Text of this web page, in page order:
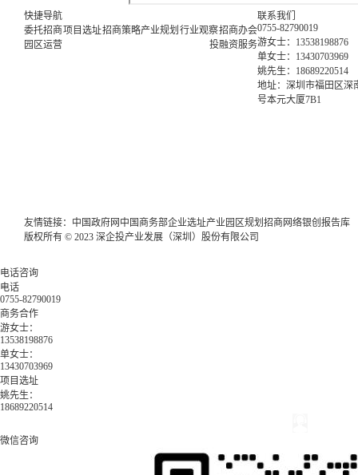
快捷导航
委托招商项目选址招商策略产业规划 行业观察招商办会
园区运营
投融资服务
联系我们
0755-82790019
游女士：13538198876
单女士：13430703969
姚先生：18689220514
地址：深圳市福田区深
号本元大厦7B1
友情链接： 中国政府网 中国商务部企业选址产业园区规划 招商网络银创报告库
版权所有 © 2023 深企投产业发展（深圳）股份有限公司
电话咨询
电话
0755-82790019
商务合作
游女士：
13538198876
单女士：
13430703969
项目选址
姚先生：
18689220514
微信咨询